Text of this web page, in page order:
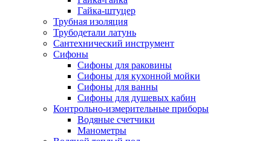
Гайка-штуцер
Трубная изоляция
Трубодетали латунь
Сантехнический инструмент
Сифоны
Сифоны для раковины
Сифоны для кухонной мойки
Сифоны для ванны
Сифоны для душевых кабин
Контрольно-измерительные приборы
Водяные счетчики
Манометры